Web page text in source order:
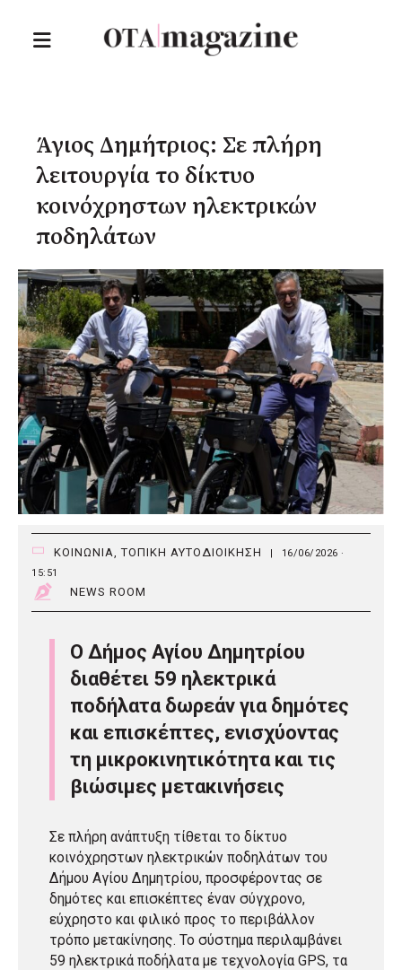
Άγιος Δημήτριος: Σε πλήρη
λειτουργία το δίκτυο
κοινόχρηστων ηλεκτρικών
ποδηλάτων
ΚΟΙΝΩΝΙΑ ,ΤΟΠΙΚΗ ΑΥΤΟΔΙΟΙΚΗΣΗ |
16/06/2026 ·
15:51
NEWS ROOM
Ο Δήμος Αγίου Δημητρίου
διαθέτει 59 ηλεκτρικά
ποδήλατα δωρεάν για δημότες
και επισκέπτες, ενισχύοντας
τη μικροκινητικότητα και τις
βιώσιμες μετακινήσεις
Σε πλήρη ανάπτυξη τίθεται το δίκτυο
κοινόχρηστων ηλεκτρικών ποδηλάτων του
Δήμου Αγίου Δημητρίου, προσφέροντας σε
δημότες και επισκέπτες έναν σύγχρονο,
εύχρηστο και φιλικό προς το περιβάλλον
τρόπο μετακίνησης. Το σύστημα περιλαμβάνει
59 ηλεκτρικά ποδήλατα με τεχνολογία GPS, τα